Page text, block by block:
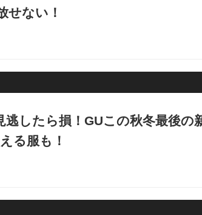
せない！
逃したら損！GUこの秋冬最後の
る服も！